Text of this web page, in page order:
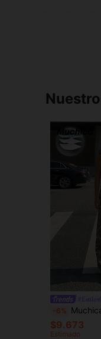
-6% Muchica
$9.673
Estimado